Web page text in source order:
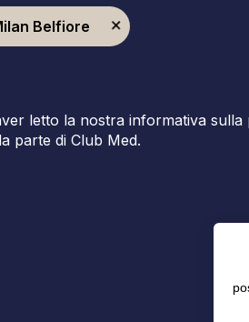
Belfiore
letto la nostra informativa
parte di Club Med.